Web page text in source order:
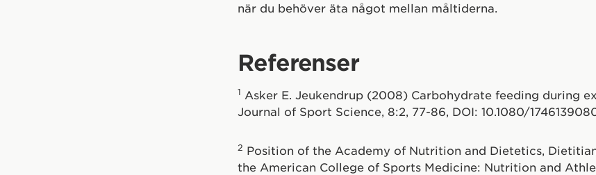
när du behöver äta något mellan måltiderna.
Referenser
1 Asker E. Jeukendrup (2008) Carbohydrate feeding during
Journal of Sport Science, 8:2, 77-86, DOI: 10.1080/
2 Position of the Academy of Nutrition and Dietetics,
the American College of Sports Medicine: Nutrition and